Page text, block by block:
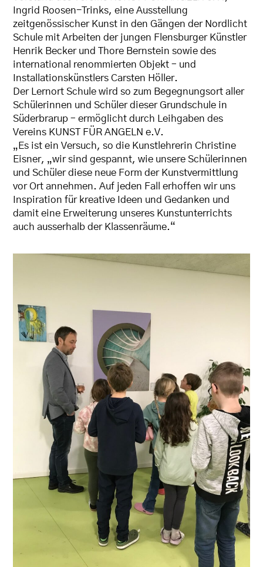
Ingrid Roosen-Trinks, eine Ausstellung
zeitgenössischer Kunst in den Gängen der Nordlicht
Schule mit Arbeiten der jungen Flensburger Künstler
Henrik Becker und Thore Bernstein sowie des
international renommierten Objekt – und
Installationskünstlers Carsten Höller.
Der Lernort Schule wird so zum Begegnungsort aller
Schülerinnen und Schüler dieser Grundschule in
Süderbrarup – ermöglicht durch Leihgaben des
Vereins KUNST FÜR ANGELN e.V.
„Es ist ein Versuch, so die Kunstlehrerin Christine
Eisner, „wir sind gespannt, wie unsere Schülerinnen
und Schüler diese neue Form der Kunstvermittlung
vor Ort annehmen. Auf jeden Fall erhoffen wir uns
Inspiration für kreative Ideen und Gedanken und
damit eine Erweiterung unseres Kunstunterrichts
auch ausserhalb der Klassenräume.“